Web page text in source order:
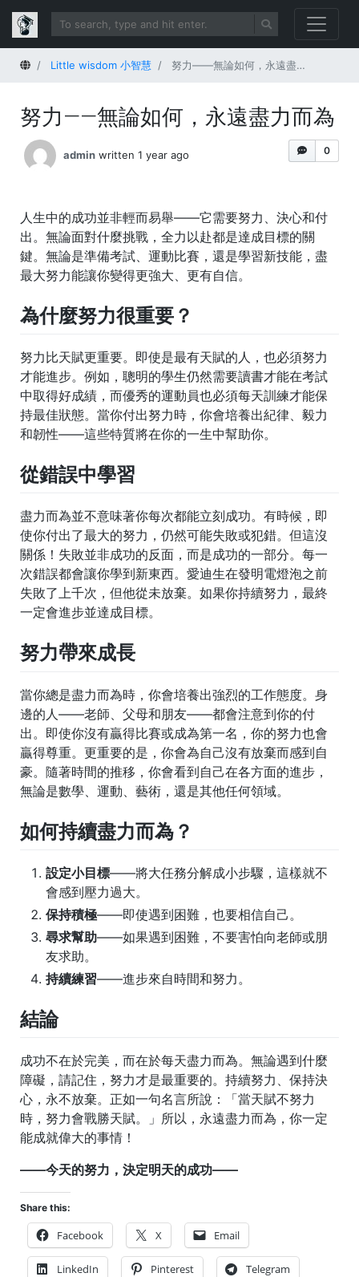
HomeLittle wisdom 小智慧 努力——無論如何，永遠盡力而為
努力——無論如何，永遠盡力而為
0
admin written 1 year ago
人生中的成功並非輕而易舉——它需要努力、決心和付
出。無論面對什麼挑戰，全力以赴都是達成目標的關
鍵。無論是準備考試、運動比賽，還是學習新技能，盡
最大努力能讓你變得更強大、更有自信。
為什麼努力很重要？
努力比天賦更重要。即使是最有天賦的人，也必須努力
才能進步。例如，聰明的學生仍然需要讀書才能在考試
中取得好成績，而優秀的運動員也必須每天訓練才能保
持最佳狀態。當你付出努力時，你會培養出紀律、毅力
和韌性——這些特質將在你的一生中幫助你。
從錯誤中學習
盡力而為並不意味著你每次都能立刻成功。有時候，即
使你付出了最大的努力，仍然可能失敗或犯錯。但這沒
關係！失敗並非成功的反面，而是成功的一部分。每一
次錯誤都會讓你學到新東西。愛迪生在發明電燈泡之前
失敗了上千次，但他從未放棄。如果你持續努力，最終
一定會進步並達成目標。
努力帶來成長
當你總是盡力而為時，你會培養出強烈的工作態度。身
邊的人——老師、父母和朋友——都會注意到你的付
出。即使你沒有贏得比賽或成為第一名，你的努力也會
贏得尊重。更重要的是，你會為自己沒有放棄而感到自
豪。隨著時間的推移，你會看到自己在各方面的進步，
無論是數學、運動、藝術，還是其他任何領域。
如何持續盡力而為？
設定小目標——將大任務分解成小步驟，這樣就不
會感到壓力過大。
保持積極——即使遇到困難，也要相信自己。
尋求幫助——如果遇到困難，不要害怕向老師或朋
友求助。
持續練習——進步來自時間和努力。
結論
成功不在於完美，而在於每天盡力而為。無論遇到什麼
障礙，請記住，努力才是最重要的。持續努力、保持決
心，永不放棄。正如一句名言所說：「當天賦不努力
時，努力會戰勝天賦。」所以，永遠盡力而為，你一定
能成就偉大的事情！
——今天的努力，決定明天的成功——
Share this:
Facebook X Email
LinkedIn Pinterest Telegram